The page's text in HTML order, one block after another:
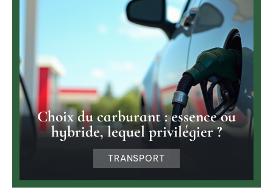
Choix du carburant : essence ou
hybride, lequel privilégier ?
TRANSPORT